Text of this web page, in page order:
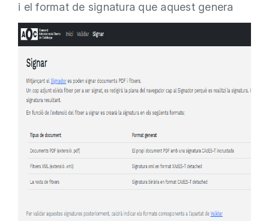
i el format de signatura que aquest genera